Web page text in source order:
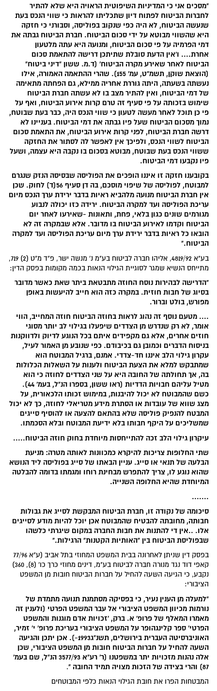
"מסכים אני כי המדיניות השיפוטית הראויה היא שלא להתיר
לחברות הביטוח לפתוח דיון שתכליתו להראות כי שווי הנכס בעת
שנעשה הביטוח, לא היה כפי שנקוב בפוליסה, וסבורני כי חזקה
היא שהשווי מבוטא על ידי סכום הביטוח. חברת הביטוח גבתה את
דמי הפרמיה על פי סכום הביטוח, ומנועה היא עתה מלטעון
אחרת.... ו'אין הדעת סובלת שתיתכן דרישה להתאמת סכום
הביטוח לאחר שאירע מקרה הביטוח' (ד.מ. ששון "דיני ביטוח"
(הוצאת שוקן, תשמ"ט, עמ' 155). שהרי ההתאמה האמורה, אילו
נעשתה בשעתה, היתה גוררת אחריה ממילא, גם הפחתה מתאימה
של דמי הביטוח, ואין להתיר מצב בו לא עשתה חברת הביטוח
שימוש בזכותה על פי סעיף זה טרם קרות אירוע הביטוח, ואף על
פי כן תוכל לאחר מעשה לטעון כי שווי הנכס היה, כבר בעת שבוטח,
נמוך מסכום הביטוח שעל פיו גבתה את דמי הביטוח. בעניינו לא
דרשה חברת הביטוח, לפני קרות אירוע הביטוח, את התאמת סכום
הביטוח לשווי הנכס, ולפיכך אין לאפשר לה לסתור את החזקה
ששווי הנכס בעת שבוטח, מבוטא בסכום בו נקבה היא עצמה, ושעל
פיו נקבעו דמי הביטוח.
בקובענו חזקה זו איננו הופכים את הפוליסה שבסיסה הנזק שנגרם
למבוטח, לפוליסה של שיפוי מוסכם, בה דן סעיף 56(ד) לחוק. שכן
אין חברת הביטוח מנועה מלהביא ראיות בדבר ירידת ערך הנכס מיום
עריכת הפוליסה ועד למקרה הביטוח. ירידה כזו יכולה לנבוע
מגורמים שונים כגון בלאי, פחת, ותאונות -שאירעו לאחר יום
הביטוח וקדמו לאירוע הביטוח בו מדובר. אלא שבמקרה זה לא
הובאו כל ראיות בדבר ירידת ערך מיום עריכת הפוליסה ועד למקרה
הביטוח."
בע"א 4819/92, אליהו חברה לביטוח בע"מ נ' מנשה ישר, פ"ד מ"ט (2) 719,
מתייחס הנשיא שמגר לסוגיית הגילוי הנאות בכמה מקומות בפסק הדין:
"הדרישה לבהירות נוסח החוזה מתבטאת ביתר שאת כאשר מדובר
בסיוג של חבות חוזית. במקרה כזה הוא חייב להיעשות באופן
מפורש, בולט וברור.
.... מטעם נוסף זה נהוג לראות בחוזה הביטוח חוזה המחייב, הווי
אומר, לא רק שנדרש מן הצדדים שיפעלו בגילוי לב יותר מסוגי
חוזים אחרים, אלא גם מקפידים איתם בכל הנוגע לדיוק ולדווקנות
בניסוח הדברים וכמובן גם בכיבודם. כפי שנובע מן האמור לעיל,
עקרון גילוי הלב איננו חד-צדדי. אמנם, ברגיל המבוטח הוא
שמתבקש למלא את הצעת הביטוח ולענות על השאלות הכלולות
בה, אך תחולתה של החובה היא על שני הצדדים לחוזה כי הוא
מטיל עליהם חבויות הדדיות (ראו ששון, בספרו הנ"ל, בעמ' 44).
כשם שהמבוטח לא יכול להיבנות, במימוש זכותו הלכאורית, על
מצג שווא של עובדות או הסתרת מידע מטריאלי לחוזה, כך לא יכול
המבטח להנפיק פוליסה שלא בהתאם להצעה או להוסיף סייגים
שמשליכים על היקף חבותו בלא ידיעת המבוטח ובלא הסכמתו.
עיקרון גילוי הלב זכה להתייחסות מיוחדת בחוק חוזה הביטוח.....
שתי החלופות צריכות להיקרא כמכוונות לאותה מטרה: מניעת
הבלעה של תנאי או סייג. עניין הבאתו של סייג בפוליסה ליד הנושא
שהוא נוגע לו, צריך להתפרש מבחינת רוחו ומגמתו בדומה להבלטה
המיוחדת שהיא החלופה השנייה.
.......
סיכומה של נקודה זו, חברת הביטוח המבקשת לסייג את גבולות
חבותה, מחובתה להבטיח שהמבוטח אכן יוכל להיות מודע לסייגים
אלו. ..אין די להתנות את חבות החברה במקום שיגרתי כלשהו
שבפוליסת הביטוח בין "האותיות הקטנות" הרגילות."
בפסק דין שניתן לאחרונה בבית המשפט המחוזי בתל אביב (ע"א 77/96
קאפי דוד נגד מנורה חברה לביטוח בע"מ, דינים מחוזי כרך כו' (8), 360)
נקבע, כי הגיעה השעה להחיל על חברות הביטוח חובות מן המשפט
הציבורי:
"למעלה מן הענין נעיר, כי בפסיקה מסתמנת תנועה מתמדת של
נורמות מכיוון המשפט הציבורי אל עבר המשפט הפרטי (ולענין זה
מאמרו המאלף של פרופ' א. ברק, 'זכויות אדם מוגנות והמשפט
הפרטי' ספר קלינגהופר על המשפט הציבורי בעריכת פרופ' י' זמיר,
האוניברסיטה העברית בירושלים, תשנ"ג1993-). אכן יתכן והגיעה
השעה להחיל על חברות הביטוח חובות מן המשפט הציבורי, שכן
אלה נהנות מזכויות יתר במשפטנו (ר' רע"א 3577/93 הנ"ל, שם בעמ'
87) והרי בצידה של הזכות מצויה תמיד החובה "
.
המבטחות הפרו את חובת הגילוי הנאות כלפי המבוטחים